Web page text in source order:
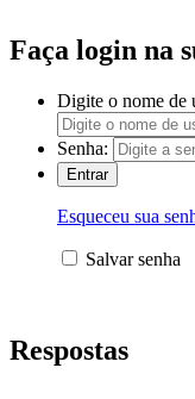
Faça login na
Digite o nome de
Senha:
Esqueceu sua
Salvar senha
Respostas